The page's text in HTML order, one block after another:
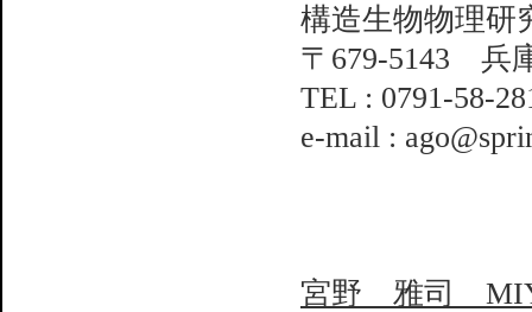
構造生物物理研
〒679-5143 兵
TEL : 0791-58-
e-mail :
宮野 雅司